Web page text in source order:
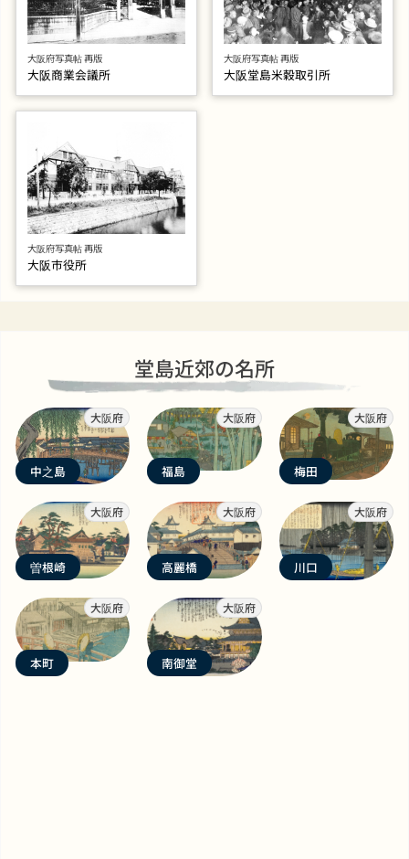
大阪府写真帖 再版
大阪商業会議所
大阪府写真帖 再版
大阪堂島米穀取引所
大阪府写真帖 再版
大阪市役所
堂島近郊の名所
大阪府
中之島
大阪府
福島
大阪府
梅田
大阪府
曽根崎
大阪府
高麗橋
大阪府
川口
大阪府
本町
大阪府
南御堂